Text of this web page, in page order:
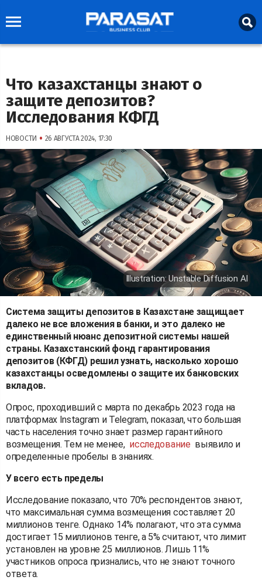
Что казахстанцы знают о
защите депозитов?
Исследования КФГД
НОВОСТИ • 26 АВГУСТА 2024, 17:30
Illustration: Unstable Diffusion AI
Система защиты депозитов в Казахстане защищает
далеко не все вложения в банки, и это далеко не
единственный нюанс депозитной системы нашей
страны. Казахстанский фонд гарантирования
депозитов (КФГД) решил узнать, насколько хорошо
казахстанцы осведомлены о защите их банковских
вкладов.
Опрос, проходивший с марта по декабрь 2023 года на
платформах Instagram и Telegram, показал, что большая
часть населения точно знает размер гарантийного
возмещения. Тем не менее, исследование выявило и
определенные пробелы в знаниях.
У всего есть пределы
Исследование показало, что 70% респондентов знают,
что максимальная сумма возмещения составляет 20
миллионов тенге. Однако 14% полагают, что эта сумма
достигает 15 миллионов тенге, а 5% считают, что лимит
установлен на уровне 25 миллионов. Лишь 11%
участников опроса признались, что не знают точного
ответа.